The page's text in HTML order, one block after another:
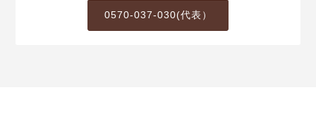
0570-037-030(代表）